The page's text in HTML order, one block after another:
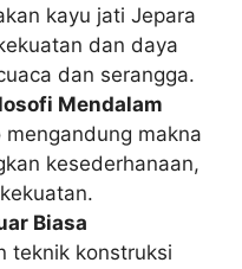
kayu jati Jepara
dan daya
dan serangga.
Mendalam
makna
kesederhanaan,
Biasa
teknik konstruksi